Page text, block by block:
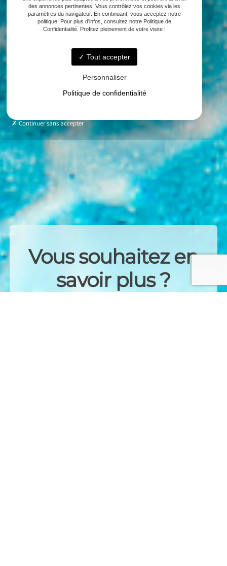
Vous souhaitez en
savoir plus ?
des annonces pertinentes. Vous contrôlez vos cookies via les
paramètres du navigateur. En continuant, vous acceptez notre
politique. Pour plus d'infos, consultez notre Politique de
Confidentialité. Profitez pleinement de votre visite !
Tout accepter
Personnaliser
Politique de confidentialité
Continuer sans accepter